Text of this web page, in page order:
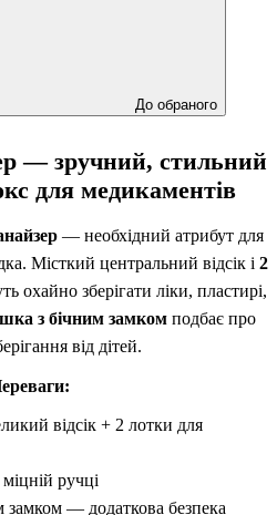
До обраного
— зручний, стильний
для медикаментів
— необхідний атрибут для
Місткий центральний відсік і 2
охайно зберігати ліки, пластирі,
з бічним замком подбає про
від дітей.
відсік + 2 лотки для
ручці
— додаткова безпека